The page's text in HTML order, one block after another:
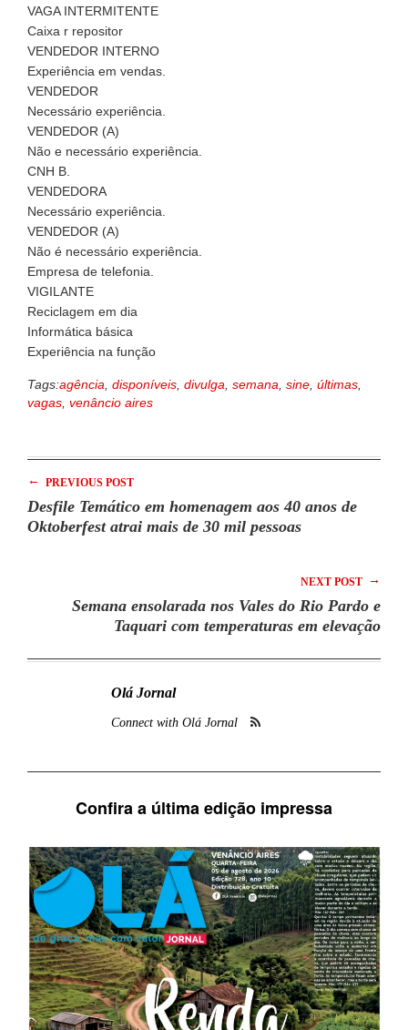
VAGA INTERMITENTE
Caixa r repositor
VENDEDOR INTERNO
Experiência em vendas.
VENDEDOR
Necessário experiência.
VENDEDOR (A)
Não e necessário experiência.
CNH B.
VENDEDORA
Necessário experiência.
VENDEDOR (A)
Não é necessário experiência.
Empresa de telefonia.
VIGILANTE
Reciclagem em dia
Informática básica
Experiência na função
Tags:agência disponíveis divulga semana sine últimas
vagas venâncio aires
← PREVIOUS POST
Desfile Temático em homenagem aos 40 anos de
Oktoberfest atrai mais de 30 mil pessoas
NEXT POST →
Semana ensolarada nos Vales do Rio Pardo e
Taquari com temperaturas em elevação
Olá Jornal
Connect with Olá Jornal
Confira a última edição impressa